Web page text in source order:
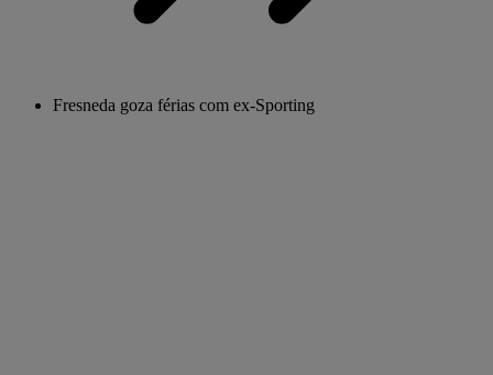
Fresneda goza férias com ex-Sporting